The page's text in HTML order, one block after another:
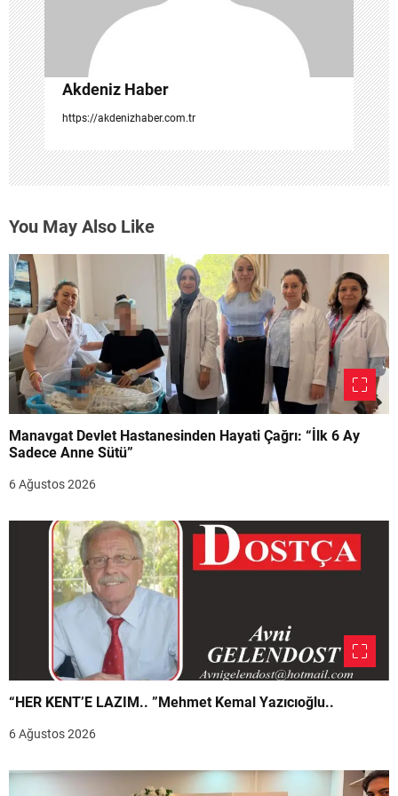
Akdeniz Haber
https://akdenizhaber.com.tr
You May Also Like
Manavgat Devlet Hastanesinden Hayati Çağrı: “İlk 6 Ay
Sadece Anne Sütü”
6 Ağustos 2026
“HER KENT’E LAZIM.. ”Mehmet Kemal Yazıcıoğlu..
6 Ağustos 2026